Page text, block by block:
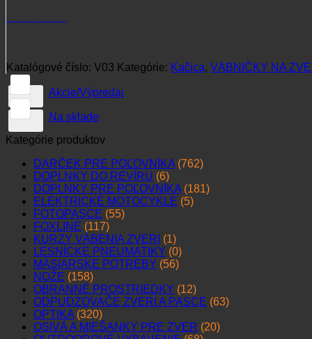
Katalógové číslo: V03 Kategórie: Kačica, VÁBNIČKY NA
Akcie/Výpredaj
Na sklade
Kategórie produktov
DARČEK PRE POĽOVNÍKA (762)
DOPLNKY DO REVÍRU (6)
DOPLNKY PRE POĽOVNÍKA (181)
ELEKTRICKÉ MOTOCYKLE (5)
FOTOPASCE (55)
FOXLINE (117)
KURZY VÁBENIA ZVERI (1)
LESNÍCKE PNEUMATIKY (0)
MÄSIARSKE POTREBY (56)
NOŽE (158)
OBRANNÉ PROSTRIEDKY (12)
ODPUDZOVAČE ZVERI A PASCE (63)
OPTIKA (320)
OSIVÁ A MIEŠANKY PRE ZVER (20)